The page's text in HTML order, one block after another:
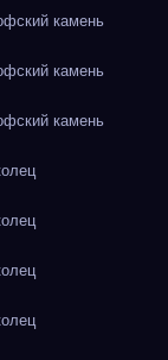
камень
камень
камень